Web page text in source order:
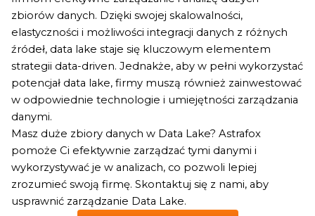
zbiorów danych. Dzięki swojej skalowalności,
elastyczności i możliwości integracji danych z różnych
źródeł, data lake staje się kluczowym elementem
strategii data-driven. Jednakże, aby w pełni wykorzystać
potencjał data lake, firmy muszą również zainwestować
w odpowiednie technologie i umiejętności zarządzania
danymi.
Masz duże zbiory danych w Data Lake? Astrafox
pomoże Ci efektywnie zarządzać tymi danymi i
wykorzystywać je w analizach, co pozwoli lepiej
zrozumieć swoją firmę. Skontaktuj się z nami, aby
usprawnić zarządzanie Data Lake.